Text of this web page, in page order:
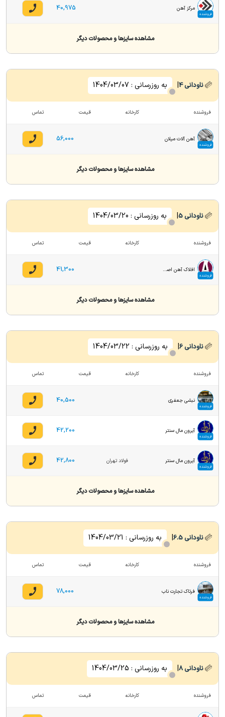
فروشنده
مرکز آهن 40,975
مشاهده سایزها و محصولات دیگر
ناودانی4
| به روزرسانی : 1404/03/07
فروشنده کارخانه قیمت تماس
فروشنده
آهن آلات میلان 56,000
مشاهده سایزها و محصولات دیگر
ناودانی5
| به روزرسانی : 1404/03/20
فروشنده کارخانه قیمت تماس
فروشنده
افلاک آهن اصفهان 41,300
مشاهده سایزها و محصولات دیگر
ناودانی6
| به روزرسانی : 1404/03/22
فروشنده کارخانه قیمت تماس
فروشنده
نبشی جعفری 40,500
فروشنده
آیرون مال سنتر 42,200
فروشنده
آیرون مال سنتر فولاد تهران 42,800
مشاهده سایزها و محصولات دیگر
ناودانی6.5
| به روزرسانی : 1404/03/21
فروشنده کارخانه قیمت تماس
فروشنده
فرتاک تجارت ناب 78,000
مشاهده سایزها و محصولات دیگر
ناودانی8
| به روزرسانی : 1404/03/25
فروشنده کارخانه قیمت تماس